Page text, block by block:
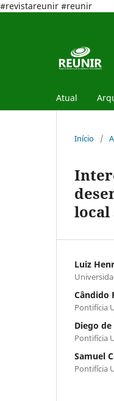
#revistareunir #reunir
Atual
Início /
local
Luiz
Cândido
Pontifícia
Diego
Pontifícia
Samuel
Pontifícia